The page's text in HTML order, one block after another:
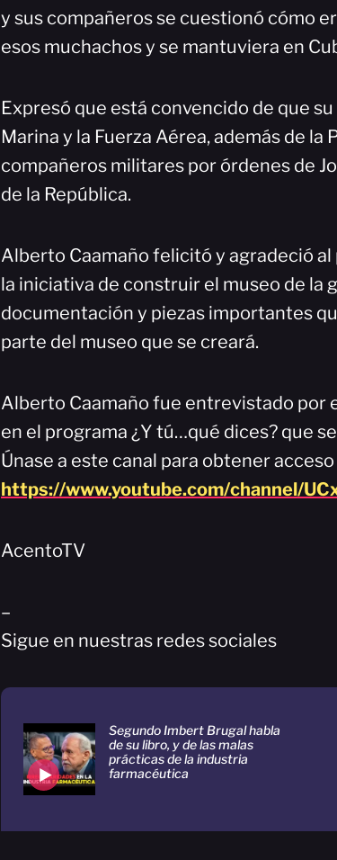
y sus compañeros se cuestionó cómo
esos muchachos y se mantuviera en
Expresó que está convencido de que
Marina y la Fuerza Aérea, además de
compañeros militares por órdenes de
de la República.
Alberto Caamaño felicitó y agradeció
la iniciativa de construir el museo de la
documentación y piezas importantes
parte del museo que se creará.
Alberto Caamaño fue entrevistado por
en el programa ¿Y tú…qué dices? que
Únase a este canal para obtener acceso
https://www.youtube.com/channel/
AcentoTV
–
Sigue en nuestras redes sociales
Segundo Imbert Brugal habla
de su libro, y de las malas
prácticas de la industria
farmacéutica